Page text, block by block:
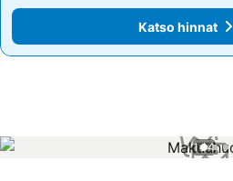
Katso hinnat
Katso hinnat
1 / 4